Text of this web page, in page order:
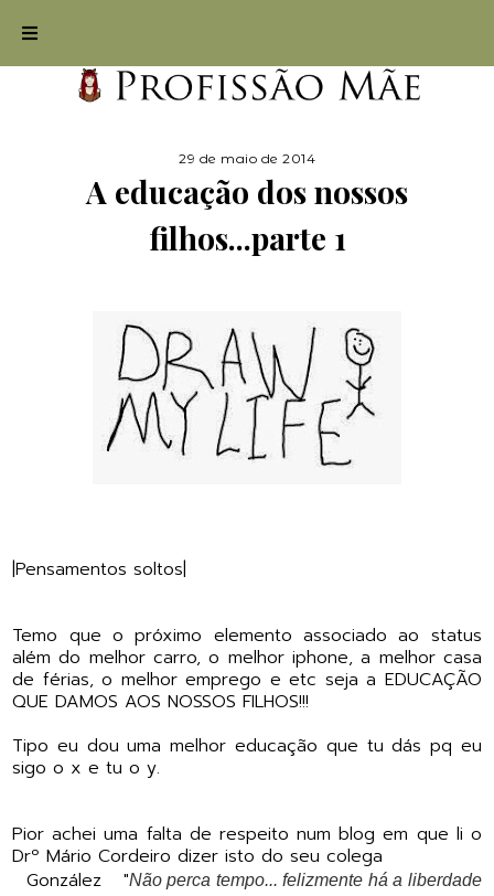
29 de maio de 2014
A educação dos nossos
filhos...parte 1
|Pensamentos soltos|
Temo que o próximo elemento associado ao status
além do melhor carro, o melhor iphone, a melhor casa
de férias, o melhor emprego e etc seja a EDUCAÇÃO
QUE DAMOS AOS NOSSOS FILHOS!!!
Tipo eu dou uma melhor educação que tu dás pq eu
sigo o x e tu o y.
Pior achei uma falta de respeito num blog em que li o
Drº Mário Cordeiro dizer isto do seu colega
González "Não perca tempo... felizmente há a liberdade